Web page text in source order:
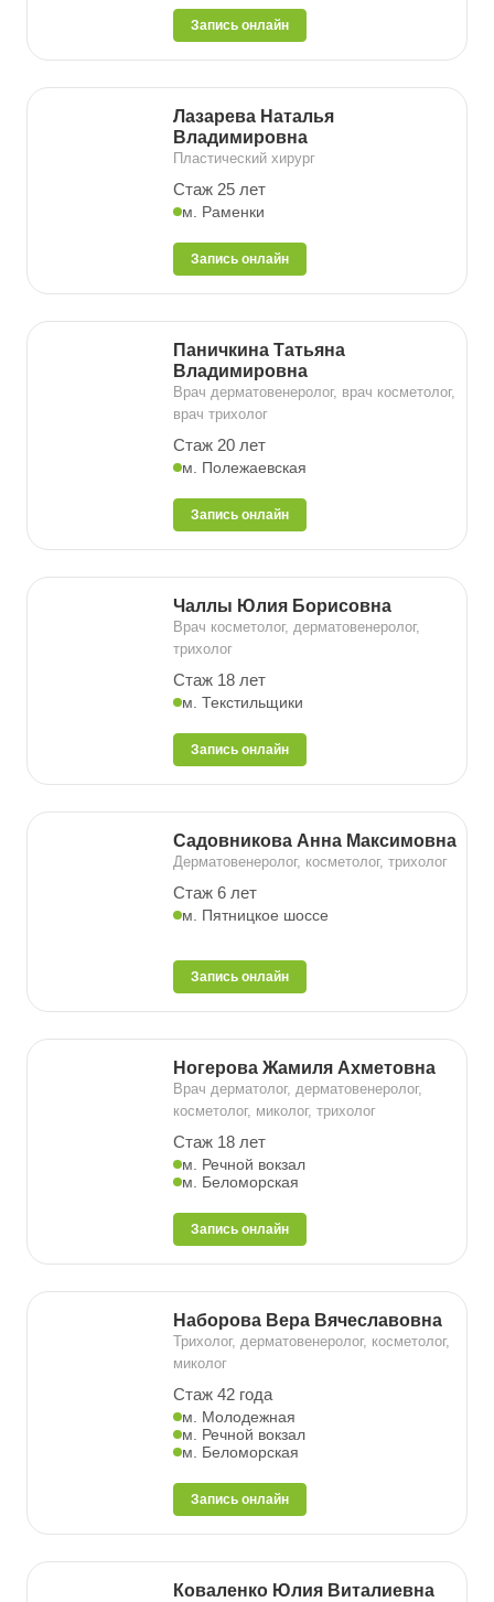
Запись онлайн
Лазарева Наталья
Владимировна
Пластический хирург
Стаж 25 лет
м. Раменки
Запись онлайн
Паничкина Татьяна
Владимировна
Врач дерматовенеролог, врач косметолог,
врач трихолог
Стаж 20 лет
м. Полежаевская
Запись онлайн
Чаллы Юлия Борисовна
Врач косметолог, дерматовенеролог,
трихолог
Стаж 18 лет
м. Текстильщики
Запись онлайн
Садовникова Анна Максимовна
Дерматовенеролог, косметолог, трихолог
Стаж 6 лет
м. Пятницкое шоссе
Запись онлайн
Ногерова Жамиля Ахметовна
Врач дерматолог, дерматовенеролог,
косметолог, миколог, трихолог
Стаж 18 лет
м. Речной вокзал
м. Беломорская
Запись онлайн
Наборова Вера Вячеславовна
Трихолог, дерматовенеролог, косметолог,
миколог
Стаж 42 года
м. Молодежная
м. Речной вокзал
м. Беломорская
Запись онлайн
Коваленко Юлия Виталиевна